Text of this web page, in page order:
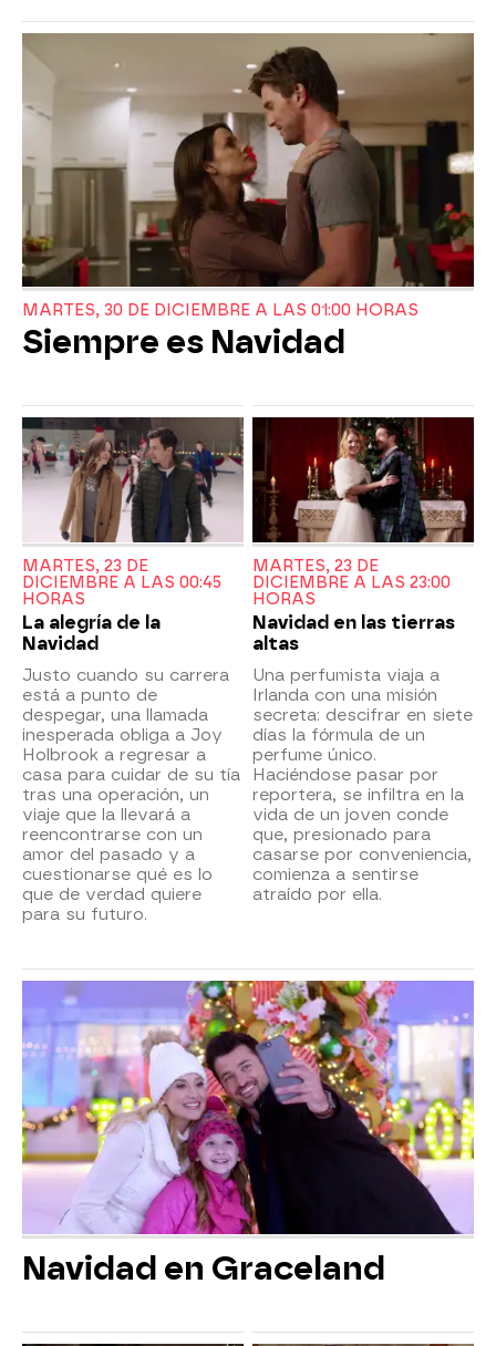
MARTES, 30 DE DICIEMBRE A LAS 01:00 HORAS
Siempre es Navidad
MARTES, 23 DE
DICIEMBRE A LAS 00:45
HORAS
La alegría de la
Navidad
Justo cuando su carrera
está a punto de
despegar, una llamada
inesperada obliga a Joy
Holbrook a regresar a
casa para cuidar de su tía
tras una operación, un
viaje que la llevará a
reencontrarse con un
amor del pasado y a
cuestionarse qué es lo
que de verdad quiere
para su futuro.
MARTES, 23 DE
DICIEMBRE A LAS 23:00
HORAS
Navidad en las tierras
altas
Una perfumista viaja a
Irlanda con una misión
secreta: descifrar en siete
días la fórmula de un
perfume único.
Haciéndose pasar por
reportera, se infiltra en la
vida de un joven conde
que, presionado para
casarse por conveniencia,
comienza a sentirse
atraído por ella.
Navidad en Graceland